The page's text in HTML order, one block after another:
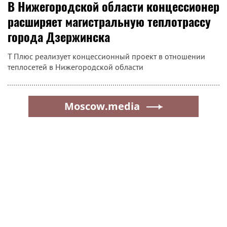
В Нижегородской области концессионер
расширяет магистральную теплотрассу
города Дзержинска
Т Плюс реализует концессионный проект в отношении
теплосетей в Нижегородской области
Moscow.media